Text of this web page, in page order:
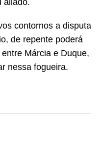
contornos a disputa
de repente poderá
Márcia e Duque,
nessa fogueira.